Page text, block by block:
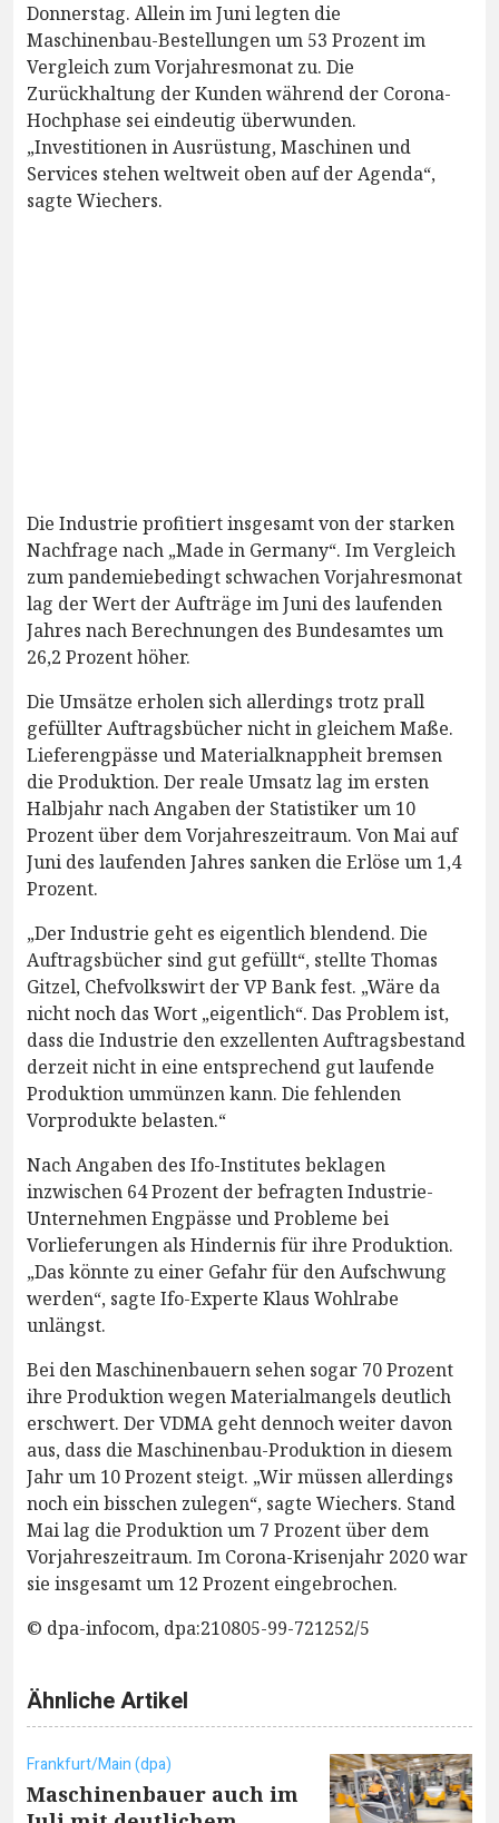
Donnerstag. Allein im Juni legten die
Maschinenbau-Bestellungen um 53 Prozent im
Vergleich zum Vorjahresmonat zu. Die
Zurückhaltung der Kunden während der Corona-
Hochphase sei eindeutig überwunden.
„Investitionen in Ausrüstung, Maschinen und
Services stehen weltweit oben auf der Agenda“,
sagte Wiechers.
Die Industrie profitiert insgesamt von der starken
Nachfrage nach „Made in Germany“. Im Vergleich
zum pandemiebedingt schwachen Vorjahresmonat
lag der Wert der Aufträge im Juni des laufenden
Jahres nach Berechnungen des Bundesamtes um
26,2 Prozent höher.
Die Umsätze erholen sich allerdings trotz prall
gefüllter Auftragsbücher nicht in gleichem Maße.
Lieferengpässe und Materialknappheit bremsen
die Produktion. Der reale Umsatz lag im ersten
Halbjahr nach Angaben der Statistiker um 10
Prozent über dem Vorjahreszeitraum. Von Mai auf
Juni des laufenden Jahres sanken die Erlöse um 1,4
Prozent.
„Der Industrie geht es eigentlich blendend. Die
Auftragsbücher sind gut gefüllt“, stellte Thomas
Gitzel, Chefvolkswirt der VP Bank fest. „Wäre da
nicht noch das Wort „eigentlich“. Das Problem ist,
dass die Industrie den exzellenten Auftragsbestand
derzeit nicht in eine entsprechend gut laufende
Produktion ummünzen kann. Die fehlenden
Vorprodukte belasten.“
Nach Angaben des Ifo-Institutes beklagen
inzwischen 64 Prozent der befragten Industrie-
Unternehmen Engpässe und Probleme bei
Vorlieferungen als Hindernis für ihre Produktion.
„Das könnte zu einer Gefahr für den Aufschwung
werden“, sagte Ifo-Experte Klaus Wohlrabe
unlängst.
Bei den Maschinenbauern sehen sogar 70 Prozent
ihre Produktion wegen Materialmangels deutlich
erschwert. Der VDMA geht dennoch weiter davon
aus, dass die Maschinenbau-Produktion in diesem
Jahr um 10 Prozent steigt. „Wir müssen allerdings
noch ein bisschen zulegen“, sagte Wiechers. Stand
Mai lag die Produktion um 7 Prozent über dem
Vorjahreszeitraum. Im Corona-Krisenjahr 2020 war
sie insgesamt um 12 Prozent eingebrochen.
© dpa-infocom, dpa:210805-99-721252/5
Ähnliche Artikel
Frankfurt/Main (dpa)
Maschinenbauer auch im